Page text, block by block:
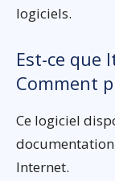
logiciels.
Est-ce que
Comment
Ce logiciel
Internet.